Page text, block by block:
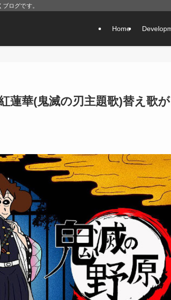
ログです。
Home
蓮華(鬼滅の刃主題歌)替え歌が